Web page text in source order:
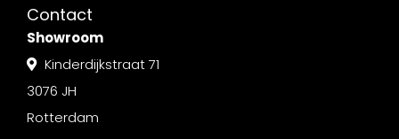
Contact
Showroom
Kinderdijkstraat 71
3076 JH
Rotterdam